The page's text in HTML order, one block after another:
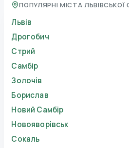
ПОПУЛЯРНІ МІСТА ЛЬВІВСЬКОЇ
Львів
Дрогобич
Стрий
Самбір
Золочів
Борислав
Новий Самбір
Новояворівськ
Сокаль